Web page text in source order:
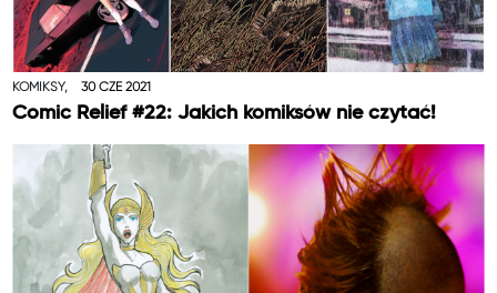
KOMIKSY, 30 CZE 2021
Comic Relief #22: Jakich komiksów nie czytać!